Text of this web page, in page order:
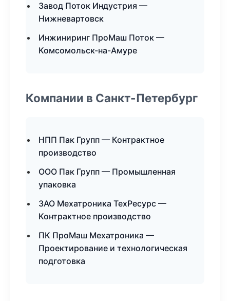
Завод Поток Индустрия —
Нижневартовск
Инжиниринг ПроМаш Поток —
Комсомольск-на-Амуре
Компании в Санкт-Петербург
НПП Пак Групп — Контрактное
производство
ООО Пак Групп — Промышленная
упаковка
ЗАО Мехатроника ТехРесурс —
Контрактное производство
ПК ПроМаш Мехатроника —
Проектирование и технологическая
подготовка